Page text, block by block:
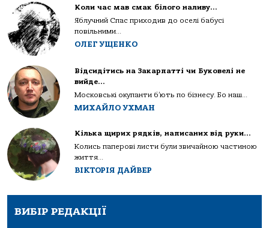
Коли час мав смак білого наливу…
Яблучний Спас приходив до оселі бабусі
повільними...
ОЛЕГ УЩЕНКО
Відсидітись на Закарпатті чи Буковелі не
вийде…
Московські окупанти б’ють по бізнесу. Бо наш...
МИХАЙЛО УХМАН
Кілька щирих рядків, написаних від руки…
Колись паперові листи були звичайною частиною
життя...
ВІКТОРІЯ ДАЙВЕР
ВИБІР РЕДАКЦІЇ